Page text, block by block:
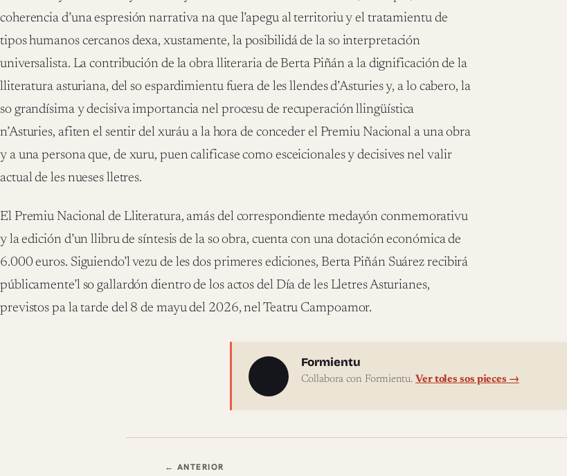
coherencia d’una espresión narrativa na que l’apegu al territoriu y el tratamientu de
tipos humanos cercanos dexa, xustamente, la posibilidá de la so interpretación
universalista. La contribución de la obra lliteraria de Berta Piñán a la dignificación de la
lliteratura asturiana, del so espardimientu fuera de les llendes d’Asturies y, a lo cabero, la
so grandísima y decisiva importancia nel procesu de recuperación llingüística
n’Asturies, afiten el sentir del xuráu a la hora de conceder el Premiu Nacional a una obra
y a una persona que, de xuru, puen calificase como esceicionales y decisives nel valir
actual de les nueses lletres.
El Premiu Nacional de Lliteratura, amás del correspondiente medayón conmemorativu
y la edición d’un llibru de síntesis de la so obra, cuenta con una dotación económica de
6.000 euros. Siguiendo’l vezu de les dos primeres ediciones, Berta Piñán Suárez recibirá
públicamente’l so gallardón dientro de los actos del Día de les Lletres Asturianes,
previstos pa la tarde del 8 de mayu del 2026, nel Teatru Campoamor.
Sobre l'autor
Formientu
Collabora con Formientu. Ver toles sos pieces →
Navegación ente pieces
← ANTERIOR